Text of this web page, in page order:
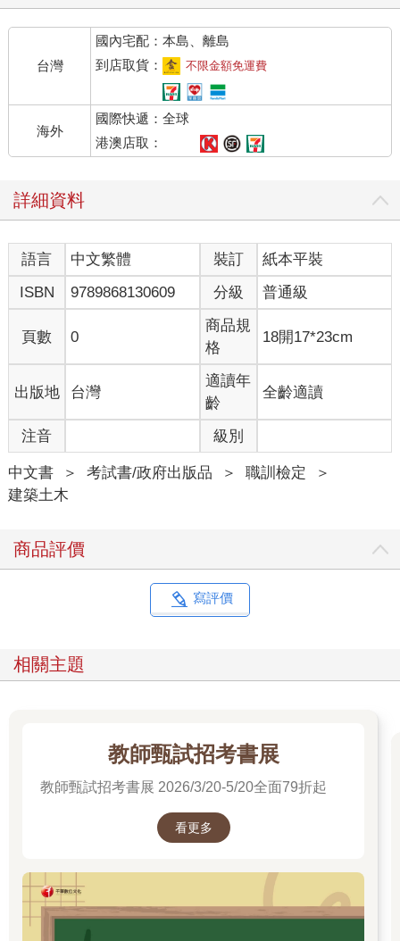
台灣
國內宅配：本島、離島
到店取貨：
不限金額免運費
海外
國際快遞：全球
港澳店取：
詳細資料
語言 中文繁體 裝訂
紙本平裝
ISBN
9789868130609 分級 普通級
頁數 0
商品規
格
18開17*23cm
出版地 台灣
適讀年
齡
全齡適讀
注音 級別
中文書 ＞ 考試書/政府出版品 ＞ 職訓檢定
＞
建築土木
商品評價
寫評價
相關主題
教師甄試招考書展
教師甄試招考書展 2026/3/20-5/20全面79折起
看更多